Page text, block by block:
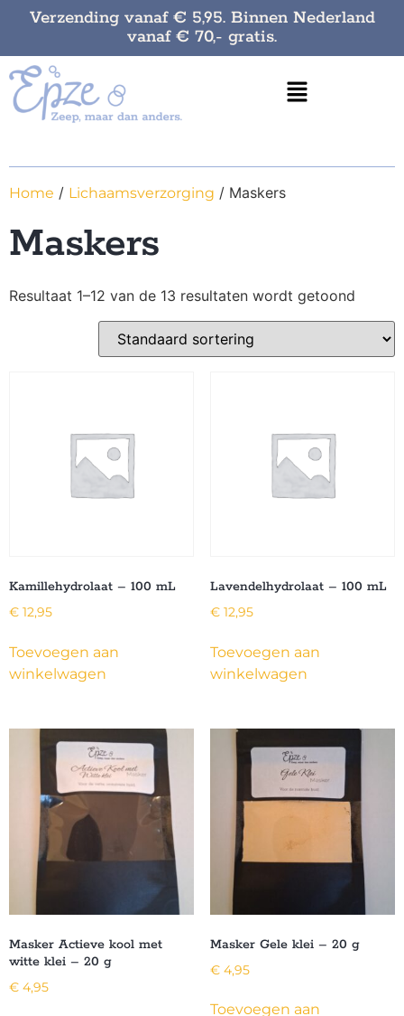
Verzending vanaf € 5,95. Binnen Nederland
vanaf € 70,- gratis.
Home / Lichaamsverzorging / Maskers
Maskers
Resultaat 1–12 van de 13 resultaten wordt getoond
Kamillehydrolaat – 100 mL
€ 12,95
Toevoegen aan
winkelwagen
Lavendelhydrolaat – 100 mL
€12,95
Toevoegen aan
winkelwagen
Masker Actieve kool met
witte klei – 20 g
€ 4,95
Masker Gele klei – 20 g
€4,95
Toevoegen aan